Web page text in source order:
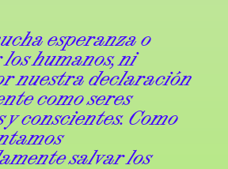
esperanza o
humanos, ni
nuestra declaración
como seres
conscientes. Como
salvar los